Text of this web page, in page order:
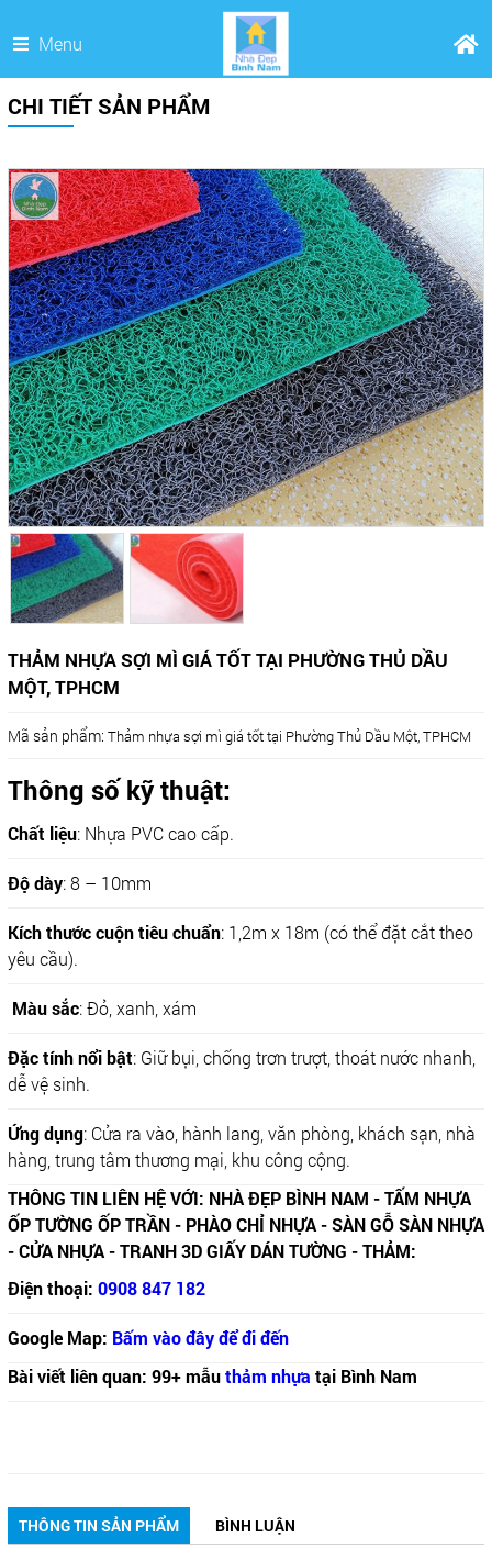
Menu
CHI TIẾT SẢN PHẨM
THẢM NHỰA SỢI MÌ GIÁ TỐT TẠI PHƯỜNG THỦ DẦU
MỘT, TPHCM
Mã sản phẩm: Thảm nhựa sợi mì giá tốt tại Phường Thủ Dầu Một, TPHCM
Thông số kỹ thuật:
Chất liệu: Nhựa PVC cao cấp.
Độ dày: 8 – 10mm
Kích thước cuộn tiêu chuẩn: 1,2m x 18m (có thể đặt cắt theo
yêu cầu).
Màu sắc: Đỏ, xanh, xám
Đặc tính nổi bật: Giữ bụi, chống trơn trượt, thoát nước nhanh,
dễ vệ sinh.
Ứng dụng: Cửa ra vào, hành lang, văn phòng, khách sạn, nhà
hàng, trung tâm thương mại, khu công cộng.
THÔNG TIN LIÊN HỆ VỚI: NHÀ ĐẸP BÌNH NAM - TẤM NHỰA
ỐP TƯỜNG ỐP TRẦN - PHÀO CHỈ NHỰA - SÀN GỖ SÀN NHỰA
- CỬA NHỰA - TRANH 3D GIẤY DÁN TƯỜNG - THẢM:
Điện thoại: 0908 847 182
Google Map: Bấm vào đây để đi đến
Bài viết liên quan: 99+ mẫuthảm nhựa tại Bình Nam
THÔNG TIN SẢN PHẨM BÌNH LUẬN